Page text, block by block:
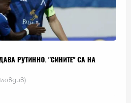
РУТИННО. "СИНИТЕ" СА НА